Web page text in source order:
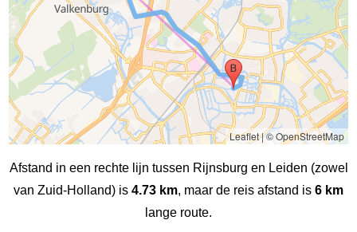
Leaflet|© OpenStreetMap
Afstand in een rechte lijn tussen Rijnsburg en Leiden (zowel
van Zuid-Holland) is 4.73 km, maar de reis afstand is 6 km
lange route.